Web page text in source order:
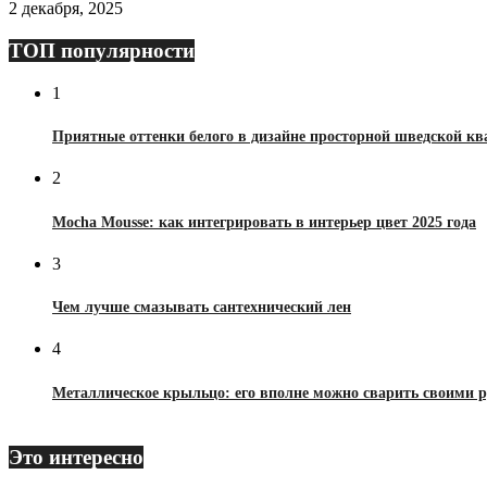
2 декабря, 2025
ТОП популярности
1
Приятные оттенки белого в дизайне просторной шведской
2
Mocha Mousse: как интегрировать в интерьер цвет 2025 года
3
Чем лучше смазывать сантехнический лен
4
Металлическое крыльцо: его вполне можно сварить своими
Это интересно